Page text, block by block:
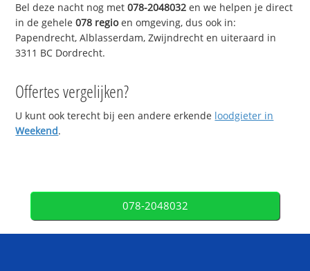
Bel deze nacht nog met078-2048032 en we helpen je direct
in de gehele078 regioen omgeving, dus ook in:
Papendrecht, Alblasserdam, Zwijndrecht en uiteraard in
3311 BC Dordrecht.
Offertes vergelijken?
U kunt ook terecht bij een andere erkende loodgieter in
Weekend.
078-2048032